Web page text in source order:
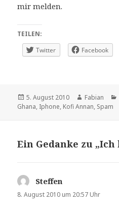
mir melden.
TEILEN:
Twitter
Facebook
Veröffentlicht
am
5. August 2010 Autor
Fabian
Ghana, Iphone, Kofi Annan, Spam
Ein Gedanke zu
Steffen
8. August 2010 um 20:57 Uhr